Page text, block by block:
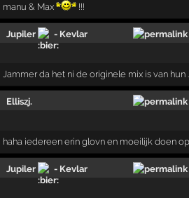
manu & Max !!!
Jupiler
- Kevlar
Jammer da het ni de originele mix is van hun
Elliszj.
haha iedereen erin glovn en moeilijk doen
Jupiler
- Kevlar